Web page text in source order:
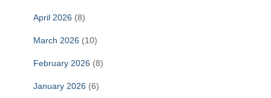
April 2026 (8)
March 2026 (10)
February 2026 (8)
January 2026 (6)